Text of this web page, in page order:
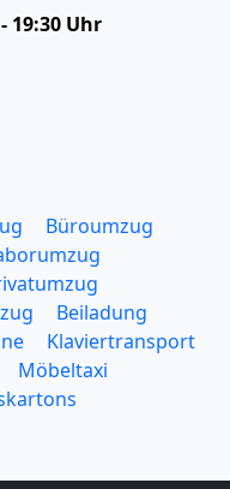
19:30 Uhr
Büroumzug
Beiladung
Klaviertransport
Möbeltaxi